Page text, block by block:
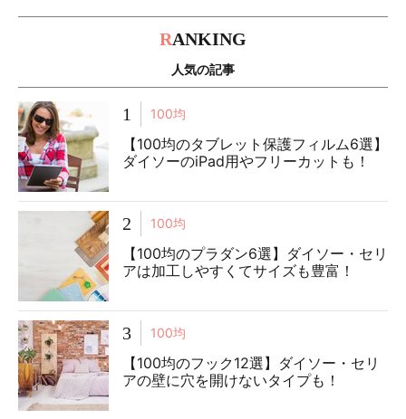
RANKING
人気の記事
1 100均
【100均のタブレット保護フィルム6選】
ダイソーのiPad用やフリーカットも！
2 100均
【100均のプラダン6選】ダイソー・セリ
アは加工しやすくてサイズも豊富！
3 100均
【100均のフック12選】ダイソー・セリ
アの壁に穴を開けないタイプも！